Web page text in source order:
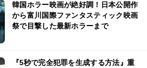
韓国ホラー映画が絶好調！日本公開作
から富川国際ファンタスティック映画
祭で目撃した最新ホラーまで
『5秒で完全犯罪を生成する方法』重